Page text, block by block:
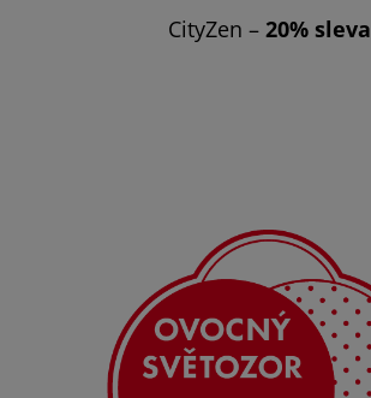
CityZen – 20% sleva